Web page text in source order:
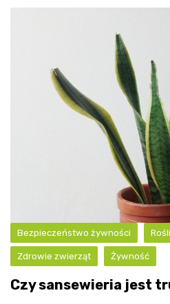
Bezpieczeństwo żywności
Zdrowie zwierząt Żywność
Czy sansewieria jest